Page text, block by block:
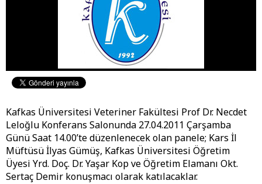
Kafkas Üniversitesi Veteriner Fakültesi Prof Dr. Necdet
Leloğlu Konferans Salonunda 27.04.2011 Çarşamba
Günü Saat 14.00’te düzenlenecek olan panele; Kars İl
Müftüsü İlyas Gümüş, Kafkas Üniversitesi Öğretim
Üyesi Yrd. Doç. Dr. Yaşar Kop ve Öğretim Elamanı Okt.
Sertaç Demir konuşmacı olarak katılacaklar.